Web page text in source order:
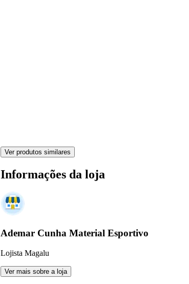
Ver produtos similares
Informações da loja
Ademar Cunha Material Esportivo
Lojista Magalu
Ver mais sobre a loja